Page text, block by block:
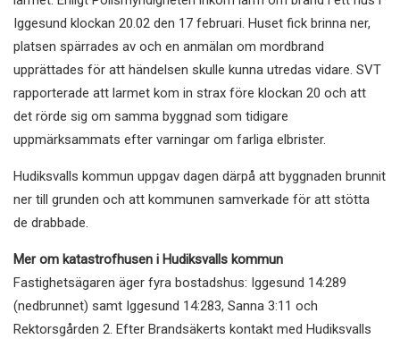
Iggesund klockan 20.02 den 17 februari. Huset fick brinna ner,
platsen spärrades av och en anmälan om mordbrand
upprättades för att händelsen skulle kunna utredas vidare. SVT
rapporterade att larmet kom in strax före klockan 20 och att
det rörde sig om samma byggnad som tidigare
uppmärksammats efter varningar om farliga elbrister.
Hudiksvalls kommun uppgav dagen därpå att byggnaden brunnit
ner till grunden och att kommunen samverkade för att stötta
de drabbade.
Mer om katastrofhusen i Hudiksvalls kommun
Fastighetsägaren äger fyra bostadshus: Iggesund 14:289
(nedbrunnet) samt Iggesund 14:283, Sanna 3:11 och
Rektorsgården 2. Efter Brandsäkerts kontakt med Hudiksvalls